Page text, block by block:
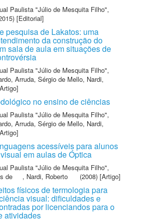
Paulista "Júlio de Mesquita Filho",
[Editorial]
pesquisa de Lakatos: uma
da construção do
sala de aula em situações de
Paulista "Júlio de Mesquita Filho",
, Arruda, Sérgio de Mello, Nardi,
no ensino de ciências
Paulista "Júlio de Mesquita Filho",
, Arruda, Sérgio de Mello, Nardi,
acessíveis para alunos
em aulas de Óptica
Paulista "Júlio de Mesquita Filho",
de
, Nardi, Roberto (2008) [Artigo]
físicos de termologia para
visual: dificuldades e
por licenciandos para o
atividades